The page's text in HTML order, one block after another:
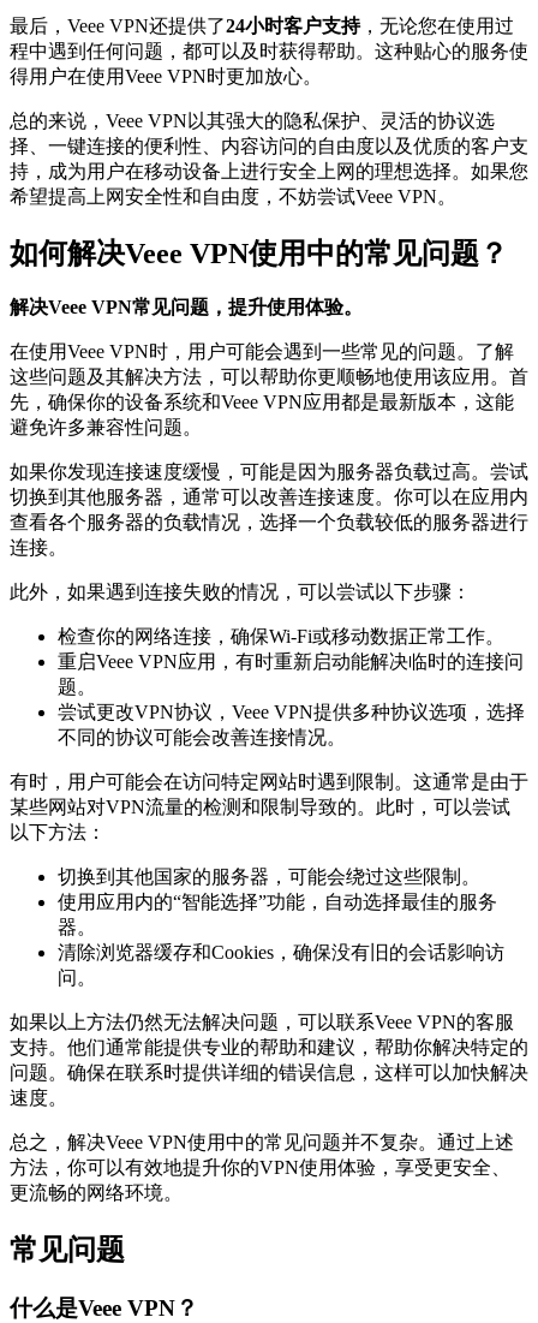
最后，Veee VPN还提供了24小时客户支持，无论您在使用过
程中遇到任何问题，都可以及时获得帮助。这种贴心的服务使
得用户在使用Veee VPN时更加放心。
总的来说，Veee VPN以其强大的隐私保护、灵活的协议选
择、一键连接的便利性、内容访问的自由度以及优质的客户支
持，成为用户在移动设备上进行安全上网的理想选择。如果您
希望提高上网安全性和自由度，不妨尝试Veee VPN。
如何解决Veee VPN使用中的常见问题？
解决Veee VPN常见问题，提升使用体验。
在使用Veee VPN时，用户可能会遇到一些常见的问题。了解
这些问题及其解决方法，可以帮助你更顺畅地使用该应用。首
先，确保你的设备系统和Veee VPN应用都是最新版本，这能
避免许多兼容性问题。
如果你发现连接速度缓慢，可能是因为服务器负载过高。尝试
切换到其他服务器，通常可以改善连接速度。你可以在应用内
查看各个服务器的负载情况，选择一个负载较低的服务器进行
连接。
此外，如果遇到连接失败的情况，可以尝试以下步骤：
检查你的网络连接，确保Wi-Fi或移动数据正常工作。
重启Veee VPN应用，有时重新启动能解决临时的连接问
题。
尝试更改VPN协议，Veee VPN提供多种协议选项，选择
不同的协议可能会改善连接情况。
有时，用户可能会在访问特定网站时遇到限制。这通常是由于
某些网站对VPN流量的检测和限制导致的。此时，可以尝试
以下方法：
切换到其他国家的服务器，可能会绕过这些限制。
使用应用内的“智能选择”功能，自动选择最佳的服务
器。
清除浏览器缓存和Cookies，确保没有旧的会话影响访
问。
如果以上方法仍然无法解决问题，可以联系Veee VPN的客服
支持。他们通常能提供专业的帮助和建议，帮助你解决特定的
问题。确保在联系时提供详细的错误信息，这样可以加快解决
速度。
总之，解决Veee VPN使用中的常见问题并不复杂。通过上述
方法，你可以有效地提升你的VPN使用体验，享受更安全、
更流畅的网络环境。
常见问题
什么是Veee VPN？